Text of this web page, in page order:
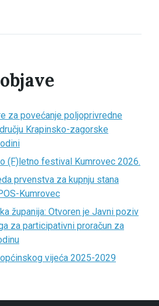
za povećanje poljoprivredne
Krapinsko-zagorske
(F)letno festival Kumrovec 2026.
prvenstva za kupnju stana
Kumrovec
županija: Otvoren je Javni poziv
za participativni proračun za
vijeća 2025-2029